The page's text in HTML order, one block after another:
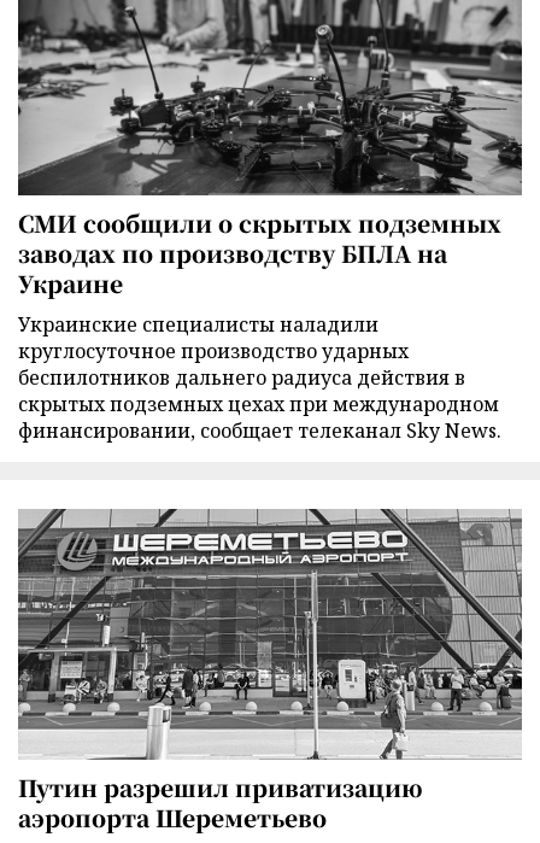
СМИ сообщили о скрытых подземных
заводах по производству БПЛА на
Украине
Украинские специалисты наладили
круглосуточное производство ударных
беспилотников дальнего радиуса действия в
скрытых подземных цехах при международном
финансировании, сообщает телеканал Sky News.
Путин разрешил приватизацию
аэропорта Шереметьево